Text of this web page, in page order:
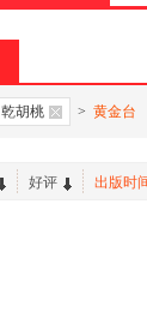
乾胡桃 > 黄金台
好评 出版时